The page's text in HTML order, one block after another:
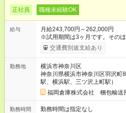
正社員 職種未経験OK
給与
月給243,700円～262,000円
※試用期間は3ヶ月です。その
※残業代は全額支給します。 交通費（最大50,000円／月） ★キ
ャリアイメージ★ STEP 1 : ア
期間あり 試用期間の長さ：3ヶ
同じです。
交通費別途支給あり
勤務地
横浜市神奈川区
神奈川県横浜市神奈川区羽沢町
駅、横浜駅、三ツ沢上町駅）
福岡倉庫株式会社 梱包輸
勤務時間
勤務時間は指定なし